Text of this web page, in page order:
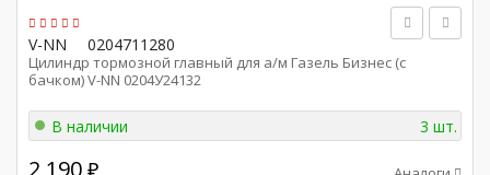
V-NN 0204711280
Цилиндр тормозной главный для а/м Газель Бизнес (с
бачком) V-NN 0204У24132
В наличии 3 шт.
2 190 ₽